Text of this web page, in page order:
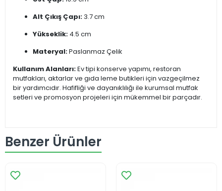
Alt Çıkış Çapı:3.7 cm
Yükseklik: 4.5 cm
Materyal:Paslanmaz Çelik
Kullanım Alanları:Ev tipi konserve yapımı, restoran
mutfakları, aktarlar ve gıda leme butikleri için vazgeçilmez
bir yardımcıdır. Hafifliği ve dayanıklılığı ile kurumsal mutfak
setleri ve promosyon projeleri için mükemmel bir parçadır.
Benzer Ürünler